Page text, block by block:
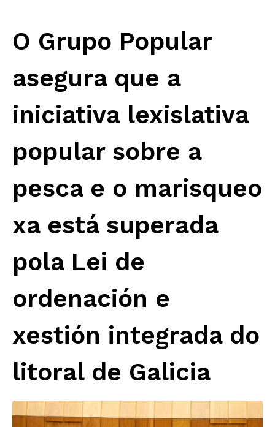
O Grupo Popular
asegura que a
iniciativa lexislativa
popular sobre a
pesca e o marisqueo
xa está superada
pola Lei de
ordenación e
xestión integrada do
litoral de Galicia